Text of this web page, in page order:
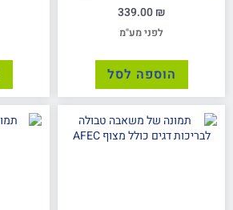
339.00₪
לפני מע"מ
הוספה לסל